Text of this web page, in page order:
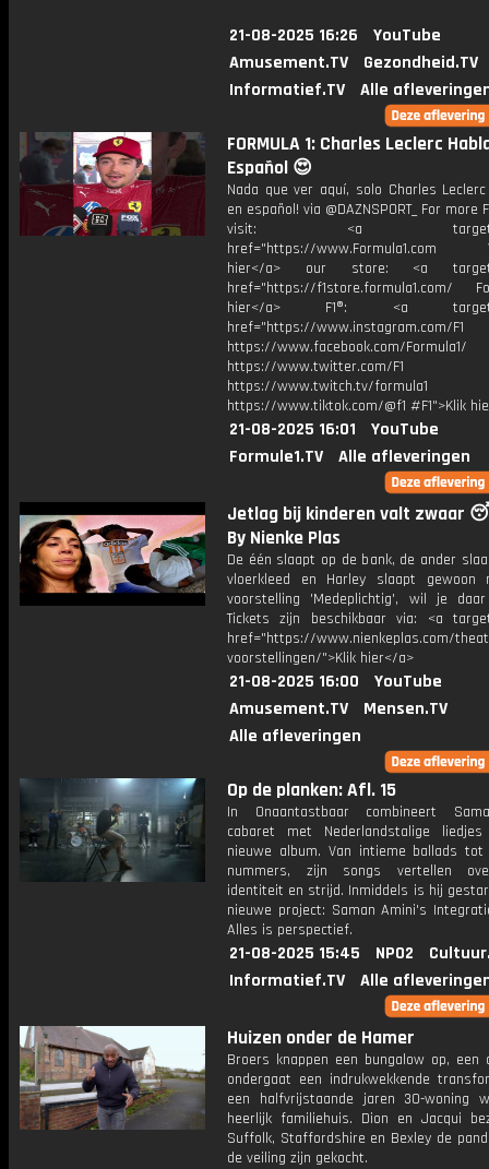
21-08-2025 16:26
YouTube
Amusement.TV
Gezondheid.TV
Informatief.TV
Alle
FORMULA 1: Charles Leclerc
Español 😍
Nada que ver aquí, solo Charles
en español! via @DAZNSPORT_ For more
visit: <a
href="https://www.Formula1.com
hier</a> our store: <a
href="https://f1store.formula1.com/
hier</a> F1®: <a
href="https://www.instagram.com/F1
https://www.facebook.com/Formula1/
https://www.twitter.com/F1
https://www.twitch.tv/formula1
https://www.tiktok.com/@f1 #F1">Klik
21-08-2025 16:01
YouTube
Formule1.TV
Alle afleveringen
Jetlag bij kinderen valt zwaar
By Nienke Plas
De één slaapt op de bank, de ander
vloerkleed en Harley slaapt gewoon
voorstelling 'Medeplichtig', wil je
Tickets zijn beschikbaar via: <a
href="https://www.nienkeplas.com/
voorstellingen/">Klik hier</a>
21-08-2025 16:00
YouTube
Amusement.TV
Mensen.TV
Alle afleveringen
Op de planken: Afl. 15
In Onaantastbaar combineert
cabaret met Nederlandstalige
nieuwe album. Van intieme ballads tot
nummers, zijn songs vertellen
identiteit en strijd. Inmiddels is hij
nieuwe project: Saman Amini's
Alles is perspectief.
21-08-2025 15:45 NPO2
Informatief.TV
Alle
Huizen onder de Hamer
Broers knappen een bungalow op, een
ondergaat een indrukwekkende
een halfvrijstaande jaren 30-woning
heerlijk familiehuis. Dion en Jacqui
Suffolk, Staffordshire en Bexley de
de veiling zijn gekocht.